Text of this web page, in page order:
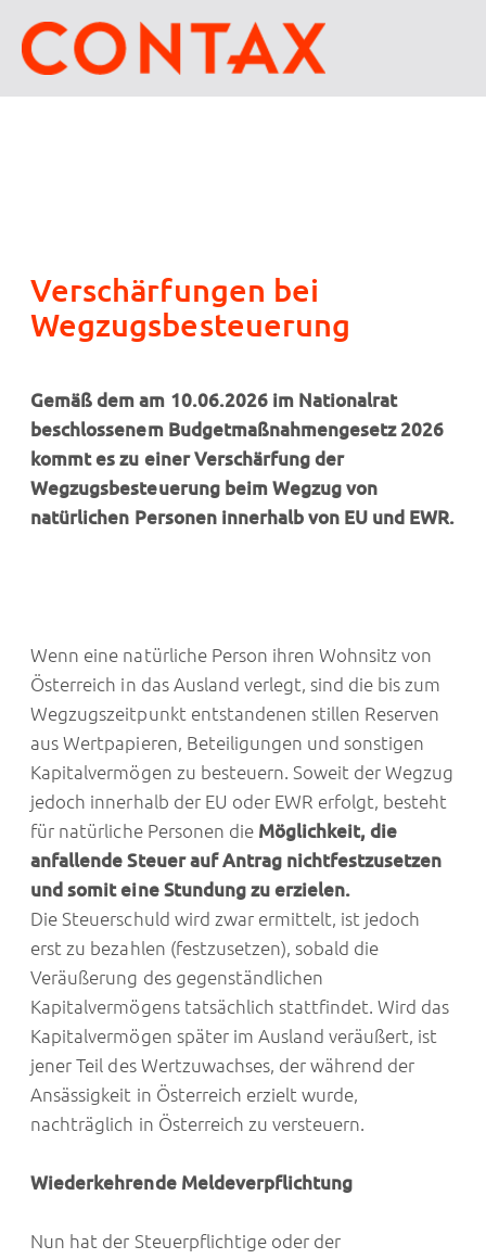
Verschärfungen bei
Wegzugsbesteuerung
Gemäß dem am 10.06.2026 im Nationalrat
beschlossenem Budgetmaßnahmengesetz 2026
kommt es zu einer Verschärfung der
Wegzugsbesteuerung beim Wegzug von
natürlichen Personen innerhalb von EU und EWR.
Wenn eine natürliche Person ihren Wohnsitz von
Österreich in das Ausland verlegt, sind die bis zum
Wegzugszeitpunkt entstandenen stillen Reserven
aus Wertpapieren, Beteiligungen und sonstigen
Kapitalvermögen zu besteuern. Soweit der Wegzug
jedoch innerhalb der EU oder EWR erfolgt, besteht
für natürliche Personen die Möglichkeit, die
anfallende Steuer auf Antrag nichtfestzusetzen
und somit eine Stundung zu erzielen.
Die Steuerschuld wird zwar ermittelt, ist jedoch
erst zu bezahlen (festzusetzen), sobald die
Veräußerung des gegenständlichen
Kapitalvermögens tatsächlich stattfindet. Wird das
Kapitalvermögen später im Ausland veräußert, ist
jener Teil des Wertzuwachses, der während der
Ansässigkeit in Österreich erzielt wurde,
nachträglich in Österreich zu versteuern.
Wiederkehrende Meldeverpflichtung
Nun hat der Steuerpflichtige oder der